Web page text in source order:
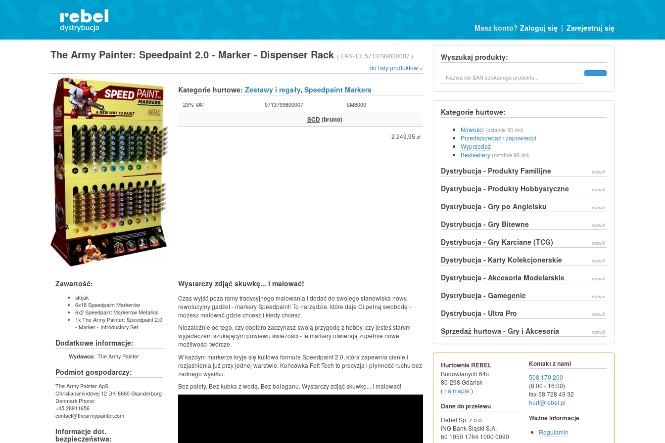
Masz konto? Zaloguj się | Zarejestruj się
The Army Painter: Speedpaint 2.0 - Marker - Dispenser Rack ( EAN-13:5713799800007 )
do listy produktów »
Kategorie hurtowe: Zestawy i regały, Speedpaint Markers
23% VAT 5713799800007 SM8000
SCD (brutto)
2 249,95 zł
Zawartość:
stojak
6x18 Speedpaint Markerów
6x2 Speedpaint Markerów Metallics
1x The Army Painter: Speedpaint 2.0
- Marker - Introductory Set
Dodatkowe informacje:
Wydawca: The Army Painter
Podmiot gospodarczy:
The Army Painter ApS
Christiansmindevej 12 DK-8660 Skanderborg
Denmark Phone:
+45 28911656
contact@thearmypainter.com
Informacje dot.
bezpieczeństwa:
Wystarczy zdjąć skuwkę... i malować!
Czas wyjść poza ramy tradycyjnego malowania i dodać do swojego stanowiska nowy,
rewolucyjny gadżet - markery Speedpaint! To narzędzie, które daje Ci pełną swobodę -
możesz malować gdzie chcesz i kiedy chcesz.
Niezależnie od tego, czy dopiero zaczynasz swoją przygodę z hobby, czy jesteś starym
wyjadaczem szukającym powiewu świeżości - te markery otwierają zupełnie nowe
możliwości twórcze.
W każdym markerze kryje się kultowa formuła Speedpaint 2.0, która zapewnia cienie i
rozjaśnienia już przy jednej warstwie. Końcówka Felt-Tech to precyzja i płynność ruchu bez
żadnego wysiłku.
Bez palety. Bez kubka z wodą. Bez bałaganu. Wystarczy zdjąć skuwkę... i malować!
Wyszukaj produkty:
Kategorie hurtowe:
Nowości (ostatnie 30 dni)
Przedsprzedaż / zapowiedzi
Wyprzedaż
Bestsellery (ostatnie 90 dni)
Dystrybucja - Produkty Familijne rozwiń
Dystrybucja - Produkty Hobbystyczne rozwiń
Dystrybucja - Gry po Angielsku rozwiń
Dystrybucja - Gry Bitewne rozwiń
Dystrybucja - Gry Karciane (TCG) rozwiń
Dystrybucja - Karty Kolekcjonerskie rozwiń
Dystrybucja - Akcesoria Modelarskie rozwiń
Dystrybucja - Gamegenic rozwiń
Dystrybucja - Ultra Pro rozwiń
Sprzedaż hurtowa - Gry i Akcesoria rozwiń
Hurtownia REBEL
Budowlanych 64c
80-298 Gdańsk
(na mapie )
Dane do przelewu
Rebel Sp. z o.o.
ING Bank Śląski S.A.
60 1050 1764 1000 0090
Kontakt z nami
508 170 200
(8:00 - 16:00)
fax 58 728 49 32
hurt@rebel.pl
Ważne informacje
Regulamin